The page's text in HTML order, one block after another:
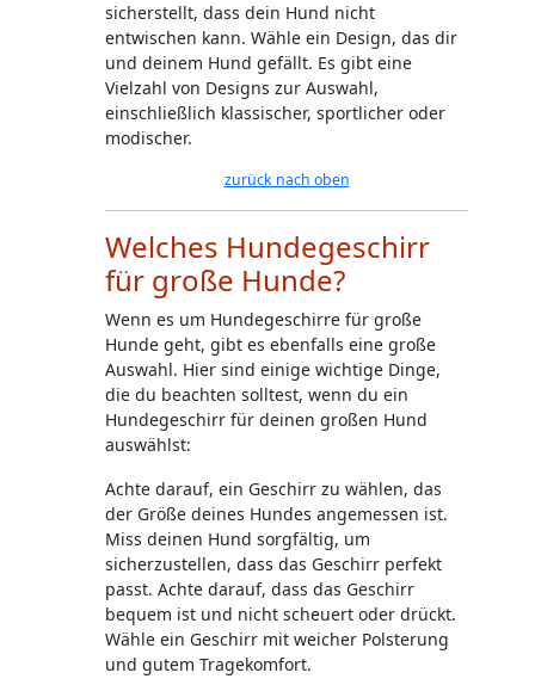
sicherstellt, dass dein Hund nicht
entwischen kann. Wähle ein Design, das dir
und deinem Hund gefällt. Es gibt eine
Vielzahl von Designs zur Auswahl,
einschließlich klassischer, sportlicher oder
modischer.
zurück nach oben
Welches Hundegeschirr
für große Hunde?
Wenn es um Hundegeschirre für große
Hunde geht, gibt es ebenfalls eine große
Auswahl. Hier sind einige wichtige Dinge,
die du beachten solltest, wenn du ein
Hundegeschirr für deinen großen Hund
auswählst:
Achte darauf, ein Geschirr zu wählen, das
der Größe deines Hundes angemessen ist.
Miss deinen Hund sorgfältig, um
sicherzustellen, dass das Geschirr perfekt
passt. Achte darauf, dass das Geschirr
bequem ist und nicht scheuert oder drückt.
Wähle ein Geschirr mit weicher Polsterung
und gutem Tragekomfort.